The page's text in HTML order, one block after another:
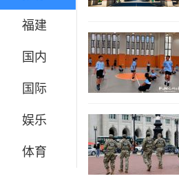
福建
国内
国际
娱乐
体育